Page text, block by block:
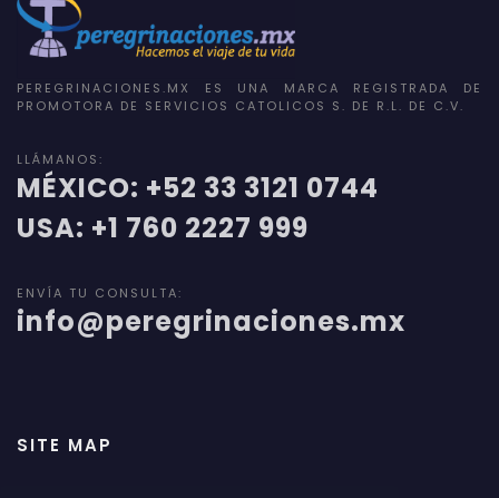
PEREGRINACIONES.MX ES UNA MARCA REGISTRADA DE
PROMOTORA DE SERVICIOS CATOLICOS S. DE R.L. DE C.V.
LLÁMANOS:
MÉXICO: +52 33 3121 0744
USA: +1 760 2227 999
ENVÍA TU CONSULTA:
info@peregrinaciones.mx
SITE MAP